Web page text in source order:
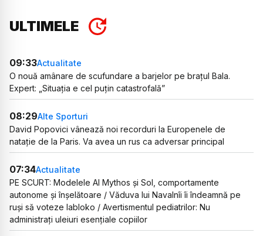
ULTIMELE
09:33Actualitate
O nouă amânare de scufundare a barjelor pe brațul Bala.
Expert: „Situația e cel puțin catastrofală”
08:29Alte Sporturi
David Popovici vânează noi recorduri la Europenele de
natație de la Paris. Va avea un rus ca adversar principal
07:34Actualitate
PE SCURT: Modelele AI Mythos și Sol, comportamente
autonome și înșelătoare / Văduva lui Navalnîi îi îndeamnă pe
ruși să voteze Iabloko / Avertismentul pediatrilor: Nu
administrați uleiuri esențiale copiilor